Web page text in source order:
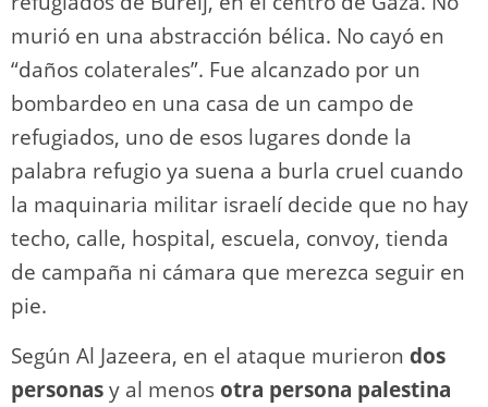
murió en una abstracción bélica. No cayó en
“daños colaterales”. Fue alcanzado por un
bombardeo en una casa de un campo de
refugiados, uno de esos lugares donde la
palabra refugio ya suena a burla cruel cuando
la maquinaria militar israelí decide que no hay
techo, calle, hospital, escuela, convoy, tienda
de campaña ni cámara que merezca seguir en
pie.
Según Al Jazeera, en el ataque murieron dos
personasy al menos otra persona palestina